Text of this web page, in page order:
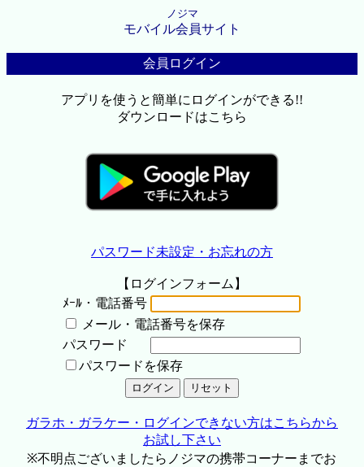
ノジマ
モバイル会員サイト
会員ログイン
アプリを使うと簡単にログインができる!!
ダウンロードはこちら
パスワード未設定・お忘れの方
【ログインフォーム】
ﾒｰﾙ・電話番号
メール・電話番号を保存
パスワード
パスワードを保存
ガラホ・ガラケー・ログインできない方はこちらから
お試し下さい
※不明点ございましたらノジマの携帯コーナーまでお